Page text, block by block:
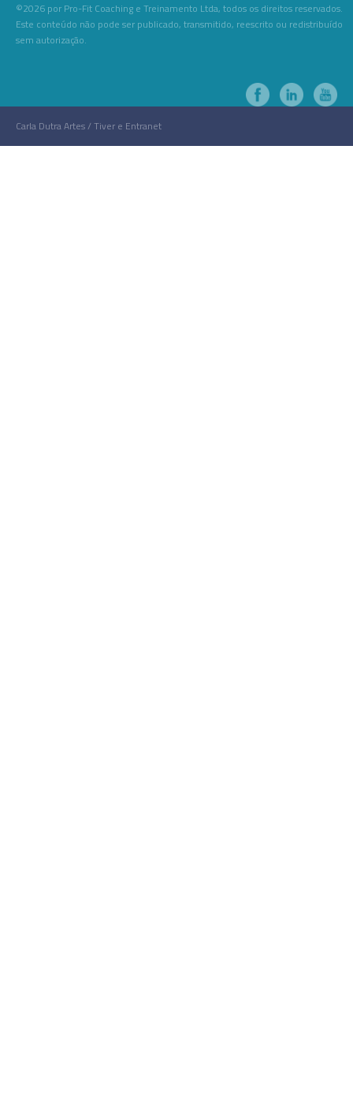
©2026 por Pro-Fit Coaching e Treinamento Ltda, todos os direitos reservados.
Este conteúdo não pode ser publicado, transmitido, reescrito ou redistribuído
sem autorização.
Carla Dutra Artes / Tiver e Entranet